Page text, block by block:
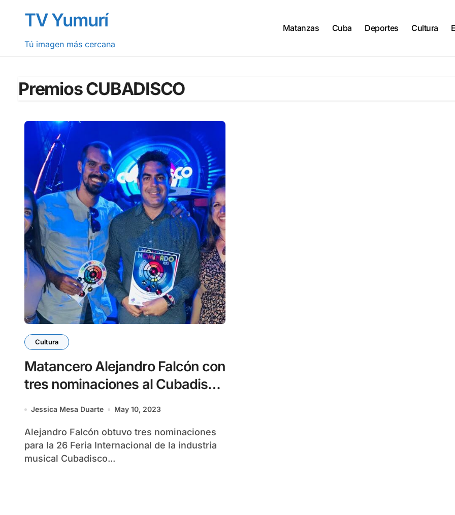
contenidoTV Yumurí
Tú imagen más cercana
Matanzas Cuba Deportes Cultura
Premios CUBADISCO
Cultura
Matancero Alejandro Falcón con
tres nominaciones al Cubadisco
2023
Jessica Mesa Duarte May 10, 2023
Alejandro Falcón obtuvo tres nominaciones
para la 26 Feria Internacional de la industria
musical Cubadisco...